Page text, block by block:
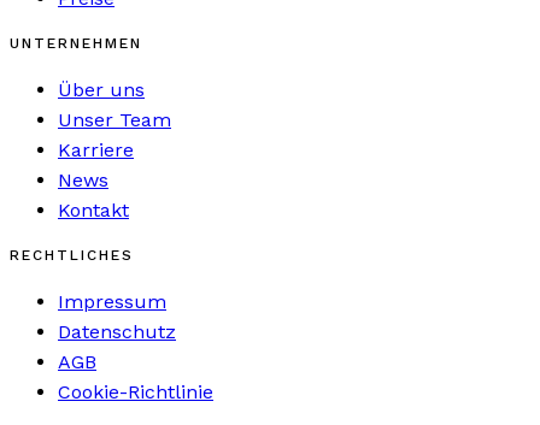
UNTERNEHMEN
Über uns
Unser Team
Karriere
News
Kontakt
RECHTLICHES
Impressum
Datenschutz
AGB
Cookie-Richtlinie